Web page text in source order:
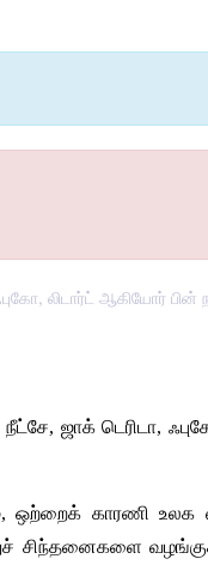
லிடார்ட் ஆகியோர்
நீட்சே, ஜாக் டெரிடா,
, ஒற்றைக் காரணி உலக
சிந்தனைகளை